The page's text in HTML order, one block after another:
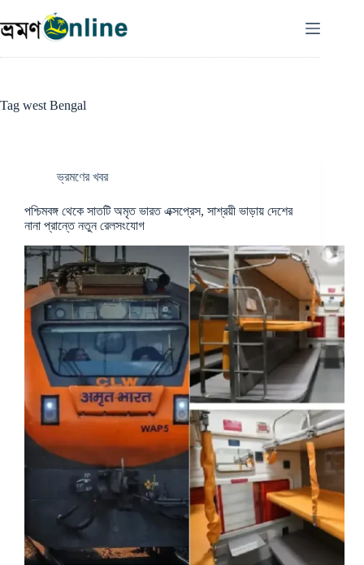
to
content
Tag west Bengal
ভ্রমণের খবর
পশ্চিমবঙ্গ থেকে সাতটি অমৃত ভারত এক্সপ্রেস, সাশ্রয়ী ভাড়ায় দেশের
নানা প্রান্তে নতুন রেলসংযোগ